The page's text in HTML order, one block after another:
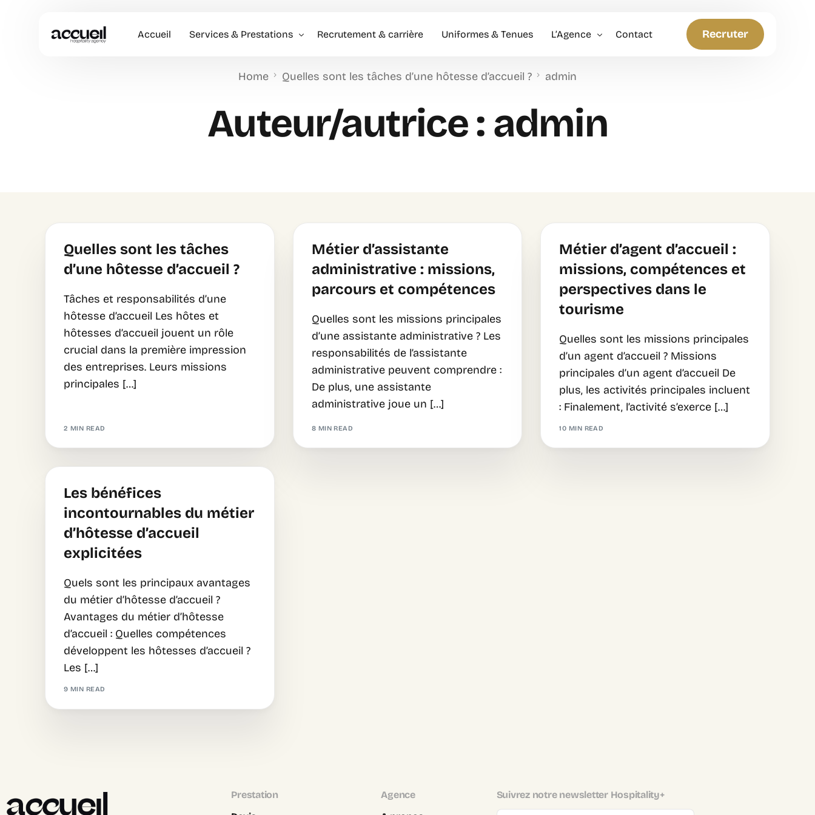
Accueil Services & Prestations
Accueil en Entreprise
Animation Commerciale
Recrutement & carrière Uniformes & Tenues L’Agence
Anticiper et Innover
Contact Recruter
Home Quelles sont les tâches d’une hôtesse d’accueil ? admin
Auteur/autrice : admin
Quelles sont les tâches
d’une hôtesse d’accueil ?
Tâches et responsabilités d’une
hôtesse d’accueil Les hôtes et
hôtesses d’accueil jouent un rôle
crucial dans la première impression
des entreprises. Leurs missions
principales […]
2 MIN READ
Métier d’assistante
administrative : missions,
parcours et compétences
Quelles sont les missions principales
d’une assistante administrative ? Les
responsabilités de l’assistante
administrative peuvent comprendre :
De plus, une assistante
administrative joue un […]
8 MIN READ
Métier d’agent d’accueil :
missions, compétences et
perspectives dans le
tourisme
Quelles sont les missions principales
d’un agent d’accueil ? Missions
principales d’un agent d’accueil De
plus, les activités principales incluent
: Finalement, l’activité s’exerce […]
10 MIN READ
Les bénéfices
incontournables du métier
d’hôtesse d’accueil
explicitées
Quels sont les principaux avantages
du métier d’hôtesse d’accueil ?
Avantages du métier d’hôtesse
d’accueil : Quelles compétences
développent les hôtesses d’accueil ?
Les […]
9 MIN READ
Prestation
Agence
Suivrez notre newsletter Hospitality+